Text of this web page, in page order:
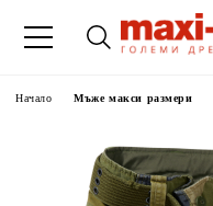
Начало Мъже макси размери